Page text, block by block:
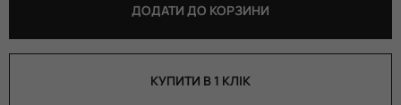
ДОДАТИ ДО КОРЗИНИ
КУПИТИ В 1 КЛІК